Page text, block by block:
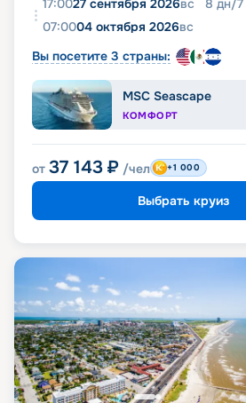
17:0027 сентября 2026вс 8 дн/7
07:0004 октября 2026вс
Вы посетите 3 страны:
MSC Seascape
КОМФОРТ
от 37 143 ₽ /чел +1 000
Выбрать круиз